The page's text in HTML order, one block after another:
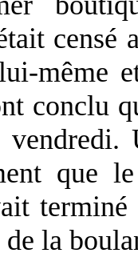
censé
même
conclu
que
la